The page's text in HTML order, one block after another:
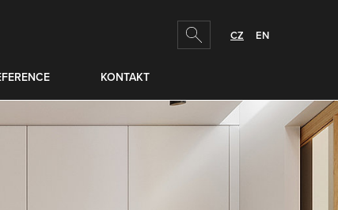
CZ EN
hledej
KONTAKT